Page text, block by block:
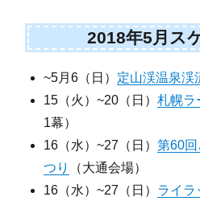
2018年5月ス
~5月6（日） 定山渓温泉渓
15（火）~20（日）札幌ラ
1幕）
16（水）~27（日）第60回
つり
（大通会場）
16（水）~27（日） ライラ